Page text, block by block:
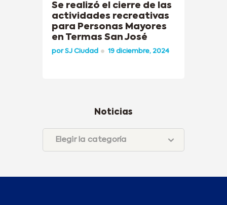
Se realizó el cierre de las
actividades recreativas
para Personas Mayores
en Termas San José
porSJ Ciudad 19 diciembre, 2024
Noticias